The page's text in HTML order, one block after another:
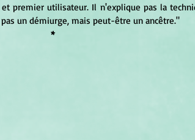
premier utilisateur. Il n'explique pas la
un démiurge, mais peut-être un ancêtre."
*